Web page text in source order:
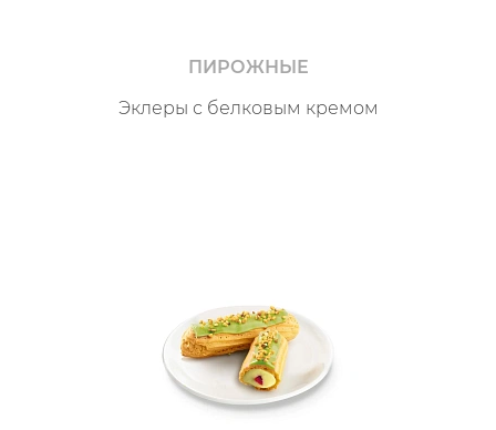
ПИРОЖНЫЕ
Эклеры с белковым кремом